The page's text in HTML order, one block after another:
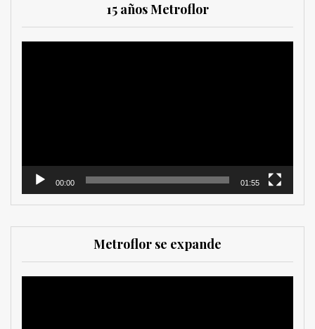
15 años Metroflor
00:00 01:55
Metroflor se expande